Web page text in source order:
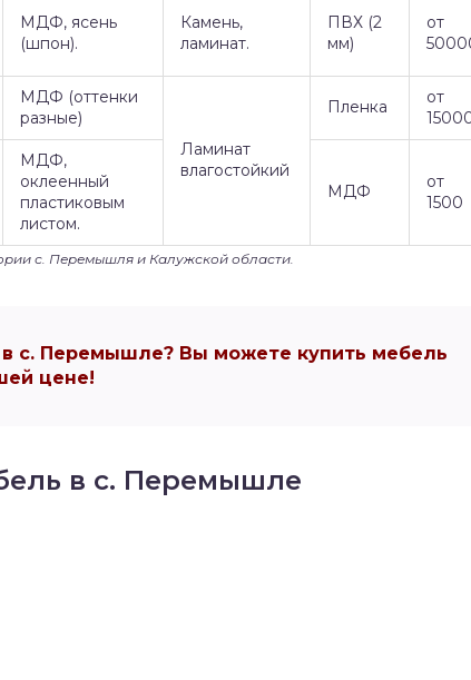
МДФ, ясень
(шпон).
Камень,
ламинат.
ПВХ (2
мм)
от
МДФ (оттенки
разные)
Ламинат
влагостойкий
Пленка
от
МДФ,
оклеенный
пластиковым
листом.
МДФ
от
1500
с. Перемышля и Калужской области.
с. Перемышле? Вы можете купить мебель
цене!
в с. Перемышле